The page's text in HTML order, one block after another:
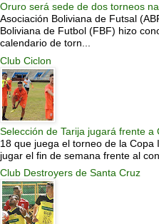
Oruro será sede de dos torneos
Asociación Boliviana de Futsal
Boliviana de Futbol (FBF) hizo
calendario de torn...
Club Ciclon
Selección de Tarija jugará frente a
18 que juega el torneo de la
jugar el fin de semana frente al
Club Destroyers de Santa Cruz